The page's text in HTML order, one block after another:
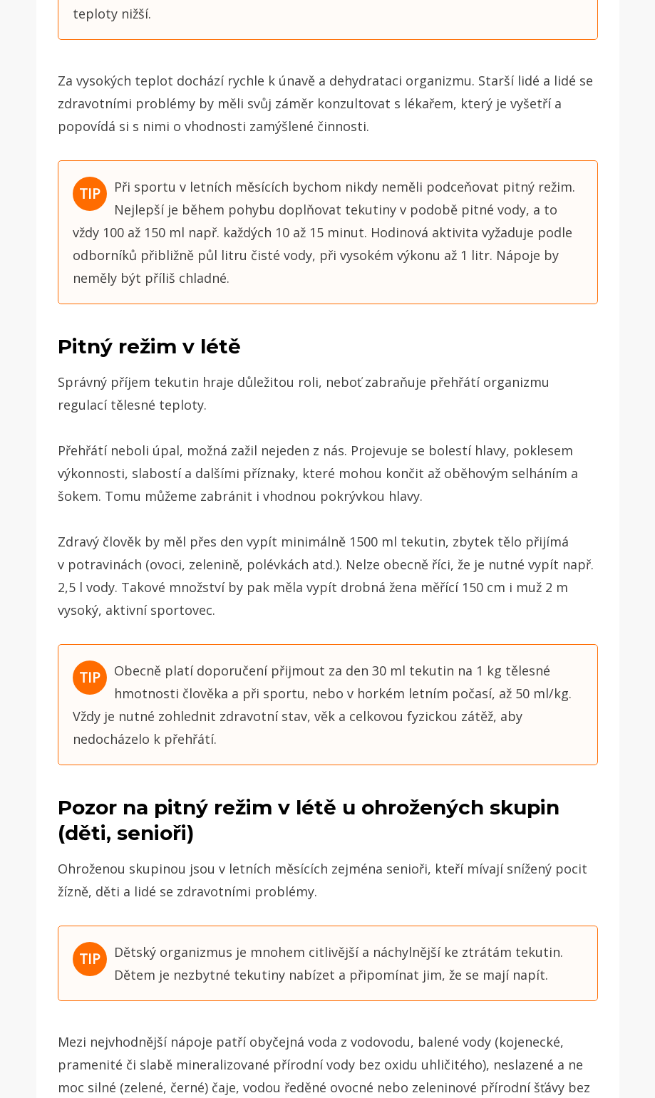
teploty nižší.
Za vysokých teplot dochází rychle k únavě a dehydrataci organizmu. Starší lidé a lidé se
zdravotními problémy by měli svůj záměr konzultovat s lékařem, který je vyšetří a
popovídá si s nimi o vhodnosti zamýšlené činnosti.
Při sportu v letních měsících bychom nikdy neměli podceňovat pitný režim.
Nejlepší je během pohybu doplňovat tekutiny v podobě pitné vody, a to
vždy 100 až 150 ml např. každých 10 až 15 minut. Hodinová aktivita vyžaduje podle
odborníků přibližně půl litru čisté vody, při vysokém výkonu až 1 litr. Nápoje by
neměly být příliš chladné.
Pitný režim v létě
Správný příjem tekutin hraje důležitou roli, neboť zabraňuje přehřátí organizmu
regulací tělesné teploty.
Přehřátí neboli úpal, možná zažil nejeden z nás. Projevuje se bolestí hlavy, poklesem
výkonnosti, slabostí a dalšími příznaky, které mohou končit až oběhovým selháním a
šokem. Tomu můžeme zabránit i vhodnou pokrývkou hlavy.
Zdravý člověk by měl přes den vypít minimálně 1500 ml tekutin, zbytek tělo přijímá
v potravinách (ovoci, zelenině, polévkách atd.). Nelze obecně říci, že je nutné vypít např.
2,5 l vody. Takové množství by pak měla vypít drobná žena měřící 150 cm i muž 2 m
vysoký, aktivní sportovec.
Obecně platí doporučení přijmout za den 30 ml tekutin na 1 kg tělesné
hmotnosti člověka a při sportu, nebo v horkém letním počasí, až 50 ml/kg.
Vždy je nutné zohlednit zdravotní stav, věk a celkovou fyzickou zátěž, aby
nedocházelo k přehřátí.
Pozor na pitný režim v létě u ohrožených skupin
(děti, senioři)
Ohroženou skupinou jsou v letních měsících zejména senioři, kteří mívají snížený pocit
žízně, děti a lidé se zdravotními problémy.
Dětský organizmus je mnohem citlivější a náchylnější ke ztrátám tekutin.
Dětem je nezbytné tekutiny nabízet a připomínat jim, že se mají napít.
Mezi nejvhodnější nápoje patří obyčejná voda z vodovodu, balené vody (kojenecké,
pramenité či slabě mineralizované přírodní vody bez oxidu uhličitého), neslazené a ne
moc silné (zelené, černé) čaje, vodou ředěné ovocné nebo zeleninové přírodní šťávy bez